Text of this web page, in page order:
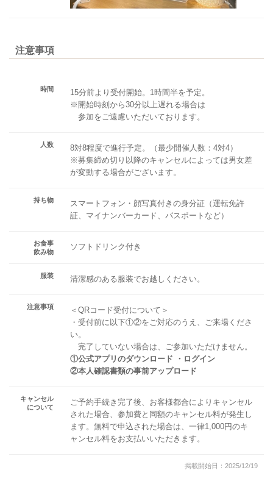
注意事項
時間
15分前より受付開始。1時間半を予定。
※開始時刻から30分以上遅れる場合は
参加をご遠慮いただいております。
人数
8対8程度で進行予定。（最少開催人数：4対4）
※募集締め切り以降のキャンセルによっては男女差
が変動する場合がございます。
持ち物
スマートフォン・顔写真付きの身分証（運転免許
証、マイナンバーカード、パスポートなど）
お食事
飲み物
ソフトドリンク付き
服装 清潔感のある服装でお越しください。
注意事項
＜QRコード受付について＞
・受付前に以下①②をご対応のうえ、ご来場くださ
い。
完了していない場合は、ご参加いただけません。
①公式アプリのダウンロード ・ログイン
②本人確認書類の事前アップロード
キャンセル
について
ご予約手続き完了後、お客様都合によりキャンセル
された場合、参加費と同額のキャンセル料が発生し
ます。無料で申込された場合は、一律1,000円のキ
ャンセル料をお支払いいただきます。
掲載開始日：2025/12/19